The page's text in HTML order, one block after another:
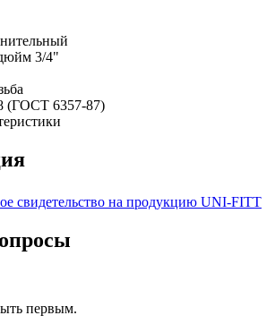
3/4"
(ГОСТ 6357-87)
свидетельство на продукцию UNI-FITT
первым.